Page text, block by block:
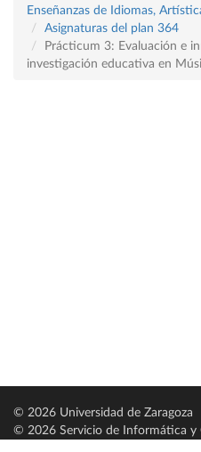
Enseñanzas de Idiomas,
Asignaturas del plan 364
Prácticum 3: Evaluación e
investigación educativa en
© 2026 Universidad de Zaragoza
© 2026 Servicio de Informática y